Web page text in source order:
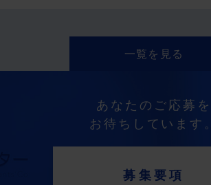
一覧を見る
あなたのご応募を
お待ちしています。
募集要項